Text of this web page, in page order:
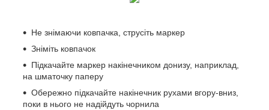
Не знімаючи ковпачка, струсіть маркер
Зніміть ковпачок
Підкачайте маркер накінечником донизу, наприклад,
на шматочку паперу
Обережно підкачайте накінечник рухами вгору-вниз,
поки в нього не надійдуть чорнила